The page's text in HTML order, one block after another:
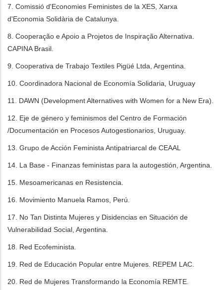
7. Comissió d'Economies Feministes de la XES, Xarxa
d'Economia Solidària de Catalunya.
8. Cooperação e Apoio a Projetos de Inspiração Alternativa.
CAPINA Brasil.
9. Cooperativa de Trabajo Textiles Pigüé Ltda, Argentina.
10. Coordinadora Nacional de Economía Solidaria, Uruguay
11. DAWN (Development Alternatives with Women for a New Era).
12. Eje de género y feminismos del Centro de Formación
/Documentación en Procesos Autogestionarios, Uruguay.
13. Grupo de Acción Feminista Antipatriarcal de CEAAL
14. La Base - Finanzas feministas para la autogestión, Argentina.
15. Mesoamericanas en Resistencia.
16. Movimiento Manuela Ramos, Perú.
17. No Tan Distinta Mujeres y Disidencias en Situación de
Vulnerabilidad Social, Argentina.
18. Red Ecofeminista.
19. Red de Educación Popular entre Mujeres. REPEM LAC.
20. Red de Mujeres Transformando la Economía REMTE.